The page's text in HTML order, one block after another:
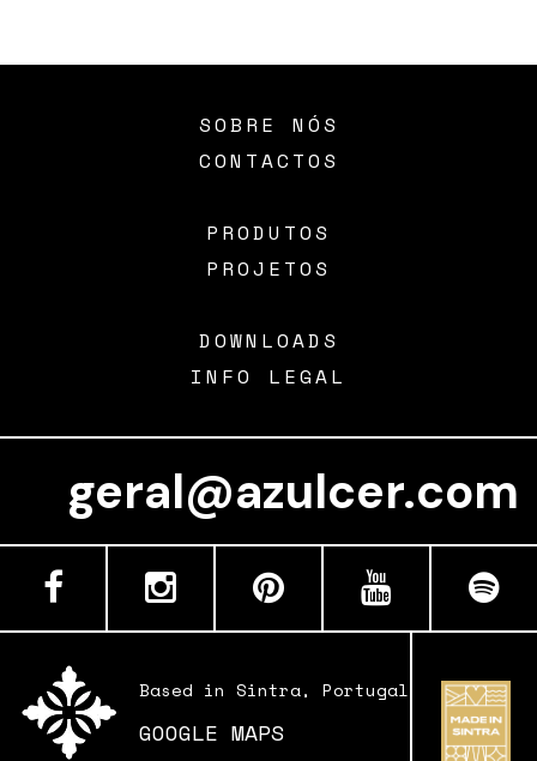
SOBRE NÓS
CONTACTOS
PRODUTOS
PROJETOS
DOWNLOADS
INFO LEGAL
Based in Sintra, Portugal
GOOGLE MAPS